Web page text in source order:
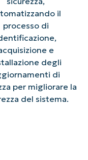
il
processo di
e
degli
di
per migliorare la
del sistema.